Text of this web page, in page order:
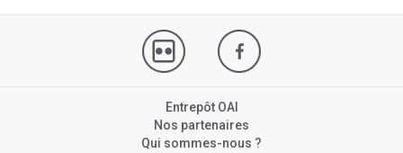
Entrepôt OAI
Nos partenaires
Qui sommes-nous ?